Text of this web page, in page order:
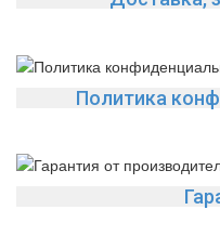
Политика